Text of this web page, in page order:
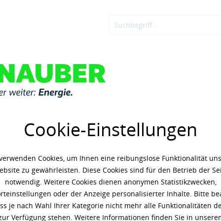
Cookie-Einstellungen
Cookies, um Ihnen eine reibungslose Funktionalität
zu gewährleisten. Diese Cookies sind für den Betrieb der
notwendig. Weitere Cookies dienen anonymen Statistikzwecken,
oder der Anzeige personalisierter Inhalte. Bitte
je nach Wahl Ihrer Kategorie nicht mehr alle Funktionalitäten
Verfügung stehen. Weitere Informationen finden Sie in
ADBLUE® KNAUBER ENERGIE
PKW